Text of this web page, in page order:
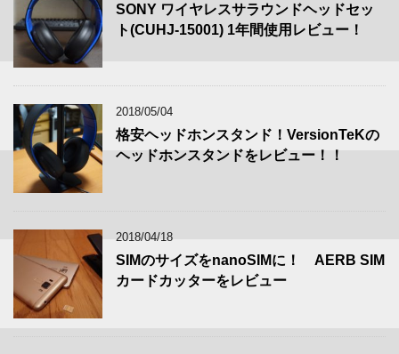
SONY ワイヤレスサラウンドヘッドセッ
ト(CUHJ-15001) 1年間使用レビュー！
2018/05/04
格安ヘッドホンスタンド！VersionTeKの
ヘッドホンスタンドをレビュー！！
2018/04/18
SIMのサイズをnanoSIMに！ AERB SIM
カードカッターをレビュー